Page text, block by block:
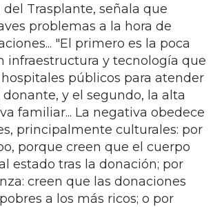
del Trasplante, señala que
problemas a la hora de
"El primero es la poca
infraestructura y tecnología que
públicos para atender
y el segundo, la alta
familiar... La negativa obedece
principalmente culturales: por
porque creen que el cuerpo
estado tras la donación; por
creen que las donaciones
a los más ricos; o por